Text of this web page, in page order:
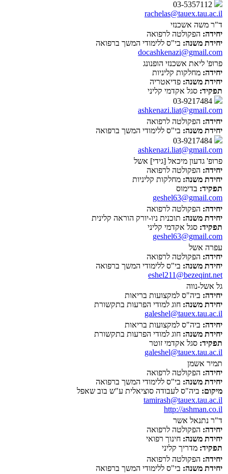
rachelas@tauex.tau.ac.il
ד"ר משה אשכנזי
יחידה: הפקולטה לרפואה
יחידת משנה: בי"ס ללימודי המשך ברפואה
docashkenazi@gmail.com
פרופ' ליאת אשכנזי הופנונג
יחידה: מחלקות קליניות
יחידת משנה: פדיאטריה
תפקיד: סגל אקדמי קליני
ashkenazi.liat@gmail.com
יחידה: הפקולטה לרפואה
יחידת משנה: בי"ס ללימודי המשך ברפואה
ashkenazi.liat@gmail.com
פרופ' גדעון מיכאל [גידי] אשל
יחידה: הפקולטה לרפואה
יחידת משנה: מחלקות קליניות
תפקיד: בדימוס
geshel63@gmail.com
יחידה: הפקולטה לרפואה
יחידת משנה: תוכנית ניו-יורק הוראה קלינית
תפקיד: סגל אקדמי קליני
geshel63@gmail.com
עפרה אשל
יחידה: הפקולטה לרפואה
יחידת משנה: בי"ס ללימודי המשך ברפואה
eshel211@bezeqint.net
גל אשל-נווה
יחידה: ביה"ס למקצועות בריאות
יחידת משנה: חוג למודי הפרעות בתקשורת
galeshel@tauex.tau.ac.il
יחידה: ביה"ס למקצועות בריאות
יחידת משנה: חוג למודי הפרעות בתקשורת
תפקיד: סגל אקדמי זוטר
galeshel@tauex.tau.ac.il
תמיר אשמן
יחידה: הפקולטה לרפואה
יחידת משנה: בי"ס ללימודי המשך ברפואה
מיקום: ביה"ס לעבודה סוציאלית ע"ש בוב שאפל
tamirash@tauex.tau.ac.il
http://ashman.co.il
ד"ר נתנאל אשר
יחידה: הפקולטה לרפואה
יחידת משנה: חינוך רפואי
תפקיד: מדריך קליני
יחידה: הפקולטה לרפואה
יחידת משנה: בי"ס ללימודי המשך ברפואה